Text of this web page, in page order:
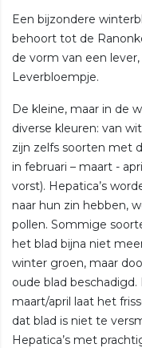
Een bijzondere
behoort tot de
de vorm van een
Leverbloempje.
De kleine, maar in de
diverse kleuren: van
zijn zelfs soorten met
in februari – maart -
vorst). Hepatica’s
naar hun zin hebben,
pollen. Sommige
het blad bijna niet
winter groen, maar
oude blad
maart/april laat het
dat blad is niet te
Hepatica’s met